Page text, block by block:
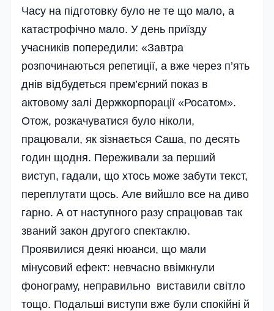
Часу на підготовку було не те що мало, а
катастрофічно мало. У день приїзду
учасників попередили: «Завтра
розпочинаються репетиції, а вже через п’ять
днів відбудеться прем’єрний показ в
актовому залі Держкорпорації «Росатом».
Отож, розкачуватися було ніколи,
працювали, як зізнається Саша, по десять
годин щодня. Переживали за перший
виступ, гадали, що хтось може забути текст,
переплутати щось. Але вийшло все на диво
гарно. А от наступного разу спрацював так
званий закон другого спектаклю.
Проявилися деякі нюанси, що мали
мінусовий ефект: невчасно ввімкнули
фонограму, неправильно виставили світло
тощо. Подальші виступи вже були спокійні й